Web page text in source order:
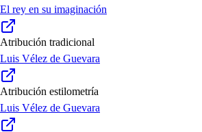
El rey en su imaginación
Atribución tradicional
Luis Vélez de Guevara
Atribución estilometría
Luis Vélez de Guevara